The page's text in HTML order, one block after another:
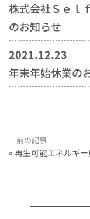
株式会社Ｓｅｌ
のお知らせ
2021.12.23
年末年始休業の
«